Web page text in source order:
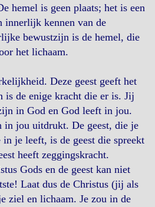
hemel is geen plaats; het is een
innerlijk kennen van de
bewustzijn is de hemel, die
het lichaam.
Deze geest geeft het
is de enige kracht die er is. Jij
in God en God leeft in jou.
jou uitdrukt. De geest, die je
je leeft, is de geest die spreekt
heeft zeggingskracht.
Gods en de geest kan niet
Laat dus de Christus (jij als
ziel en lichaam. Je zou in de